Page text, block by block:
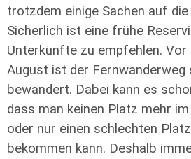
trotzdem einige Sachen auf
Sicherlich ist eine frühe
Unterkünfte zu empfehlen. Vor
August ist der Fernwanderweg
bewandert. Dabei kann es
dass man keinen Platz mehr
oder nur einen schlechten
bekommen kann. Deshalb